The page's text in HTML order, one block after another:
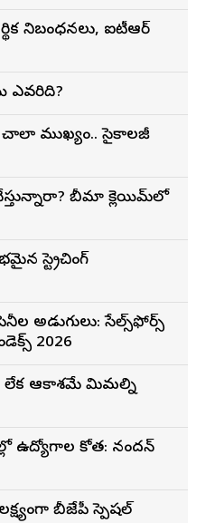
నిబంధనలు, ఐటీఆర్
ఎవరిది?
చాలా ముఖ్యం.. సైకాలజీ
బీమా క్లెయిమ్‌లో
స్ట్రెచింగ్
అడుగులు: సేల్స్‌ఫోర్స్
2026
లేక ఆకాశమే మిమ్మల్ని
ఉద్యోగాల కోత: నందన్
బీజేపీ స్పెషల్